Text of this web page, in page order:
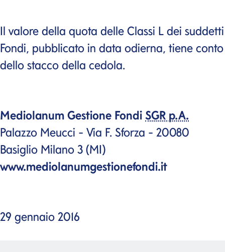
Il valore della quota delle Classi L dei suddetti
Fondi, pubblicato in data odierna, tiene conto
dello stacco della cedola.
Mediolanum Gestione Fondi SGR p.A.
Palazzo Meucci - Via F. Sforza - 20080
Basiglio Milano 3 (MI)
www.mediolanumgestionefondi.it
29 gennaio 2016